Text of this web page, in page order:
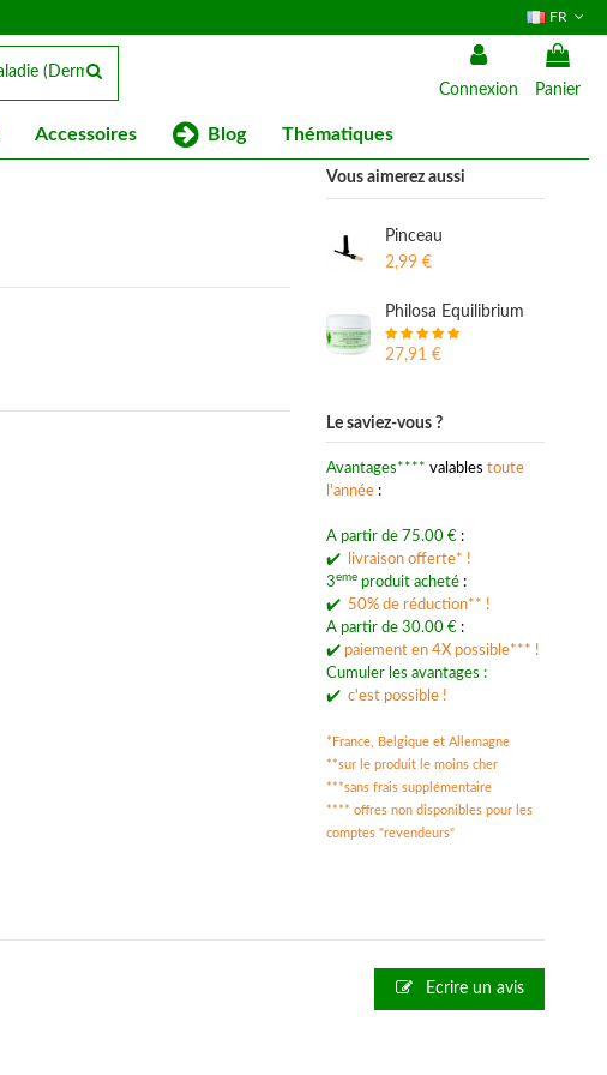
FR
Connexion Panier
Accessoires Blog Thématiques
Vous aimerez aussi
Pinceau
2,99 €
Philosa Equilibrium
27,91 €
Le saviez-vous ?
Avantages****valablestoute
l'année :
A partir de 75.00 € :
✔️
livraison offerte* !
3eme produit acheté :
✔️ 50% de réduction** !
A partir de 30.00 € :
✔️ paiement en 4X possible*** !
Cumuler les avantages :
✔️ c'est possible !
*France, Belgique et Allemagne
**sur le produit le moins cher
***sans frais supplémentaire
**** offres non disponibles pour les
comptes "revendeurs"
Ecrire un avis